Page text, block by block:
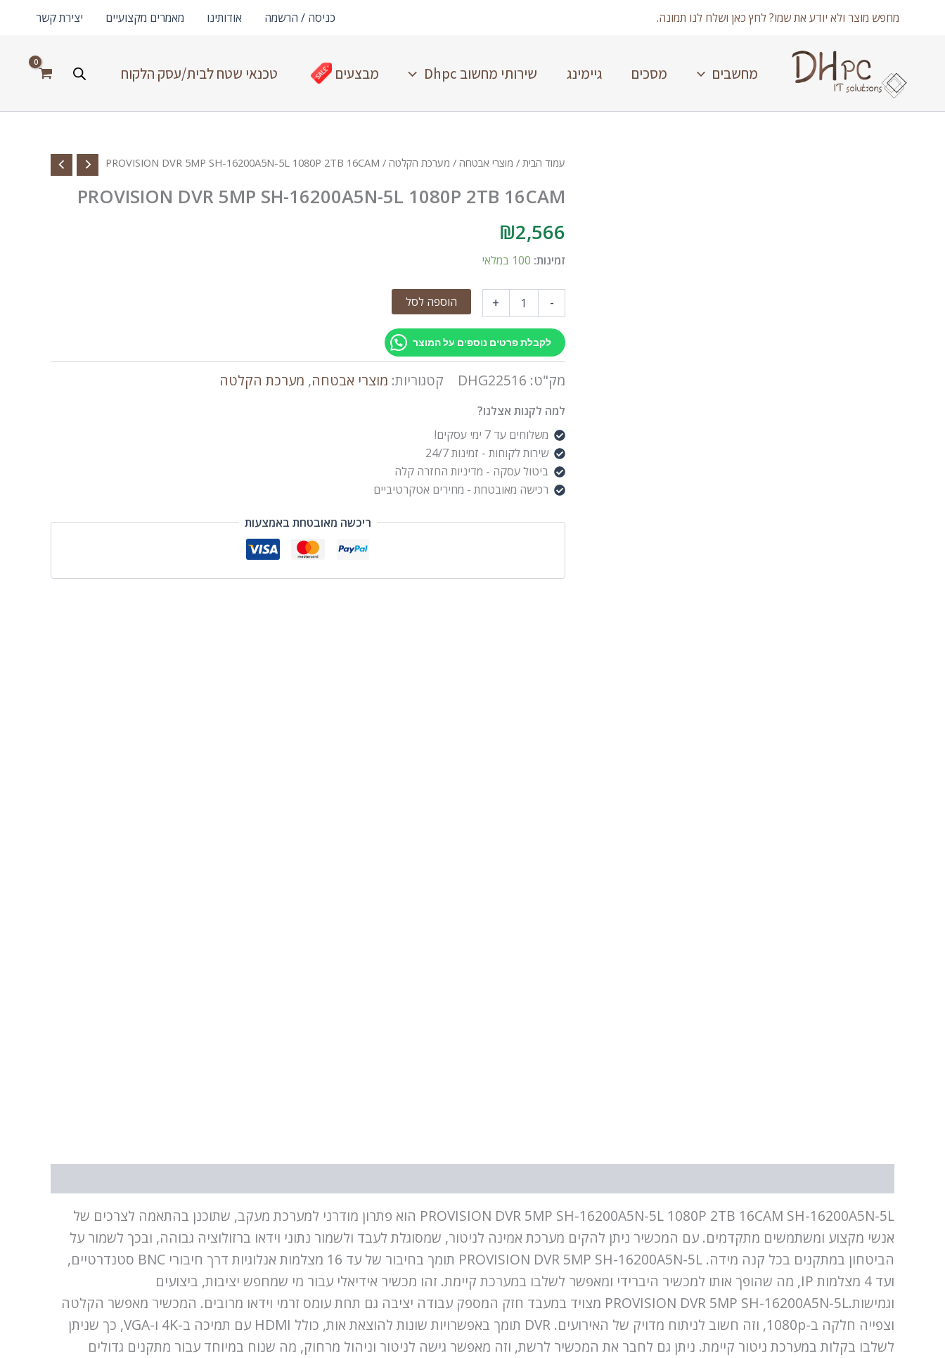
מחפש מוצר ולא יודע את שמו? לחץ כאן ושלח לנו תמונה. כניסה / הרשמה אודותינו מאמרים מקצועיים יצירת קשר
מחשבים מסכים גיימינג שירותי מחשוב Dhpc מבצעים טכנאי שטח לבית/עסק הלקוח
עמוד הבית / מוצרי אבטחה / מערכת הקלטה / PROVISION DVR 5MP SH-16200A5N-5L 1080P 2TB 16CAM
PROVISION DVR 5MP SH-16200A5N-5L 1080P 2TB 16CAM
₪2,566
זמינות: 100 במלאי
-
+ הוספה לסל
לקבלת פרטים נוספים על המוצר
מק"ט: DHG22516 קטגוריות: מוצרי אבטחה, מערכת הקלטה
למה לקנות אצלנו?
משלוחים עד 7 ימי עסקים!
שירות לקוחות - זמינות 24/7
ביטול עסקה - מדיניות החזרה קלה
רכישה מאובטחת - מחירים אטקרטיביים
ריכשה מאובטחת באמצעות
PROVISION DVR 5MP SH-16200A5N-5L 1080P 2TB 16CAM SH-16200A5N-5L הוא פתרון מודרני למערכת מעקב, שתוכנן בהתאמה לצרכים של
אנשי מקצוע ומשתמשים מתקדמים. עם המכשיר ניתן להקים מערכת אמינה לניטור, שמסוגלת לעבד ולשמור נתוני וידאו ברזולוציה גבוהה, ובכך לשמור על
הביטחון במתקנים בכל קנה מידה. PROVISION DVR 5MP SH-16200A5N-5L תומך בחיבור של עד 16 מצלמות אנלוגיות דרך חיבורי BNC סטנדרטיים,
ועד 4 מצלמות IP, מה שהופך אותו למכשיר היברידי ומאפשר לשלבו במערכת קיימת. זהו מכשיר אידיאלי עבור מי שמחפש יציבות, ביצועים
וגמישות.PROVISION DVR 5MP SH-16200A5N-5L מצויד במעבד חזק המספק עבודה יציבה גם תחת עומס זרמי וידאו מרובים. המכשיר מאפשר הקלטה
וצפייה חלקה ב-1080p, וזה חשוב לניתוח מדויק של האירועים. DVR תומך באפשרויות שונות להוצאת אות, כולל HDMI עם תמיכה ב-4K ו-VGA, כך שניתן
לשלבו בקלות במערכת ניטור קיימת. ניתן גם לחבר את המכשיר לרשת, וזה מאפשר גישה לניטור וניהול מרחוק, מה שנוח במיוחד עבור מתקנים גדולים